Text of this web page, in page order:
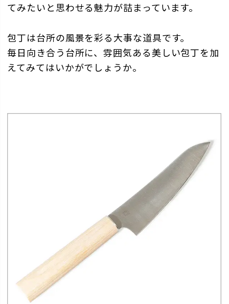
てみたいと思わせる魅力が詰まっています。
包丁は台所の風景を彩る大事な道具です。
毎日向き合う台所に、雰囲気ある美しい包丁を加
えてみてはいかがでしょうか。